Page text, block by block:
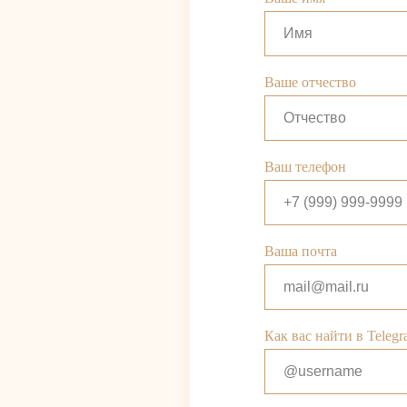
Ваше отчество
Ваш телефон
Ваша почта
Как вас найти в